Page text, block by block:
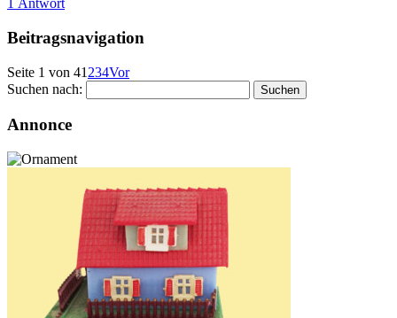
1 Antwort
Beitragsnavigation
Seite 1 von 41 234Vor
Suchen nach:
Annonce